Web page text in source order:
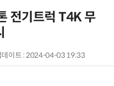
전기트럭 T4K 무
데이트 : 2024-04-03 19:33